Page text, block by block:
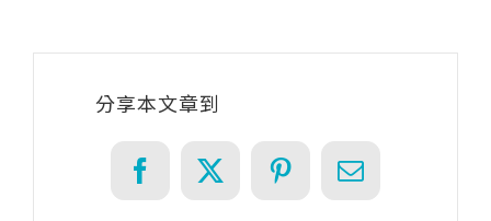
分享本文章到
Facebook
X PinterestEmail